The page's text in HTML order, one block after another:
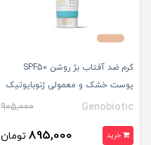
کرم ضد آفتاب بژ روشن SPF50
پوست خشک و معمولی ژنوبایوتیک
50ml
Genobiotic
905,000
خرید 895,000 تومان